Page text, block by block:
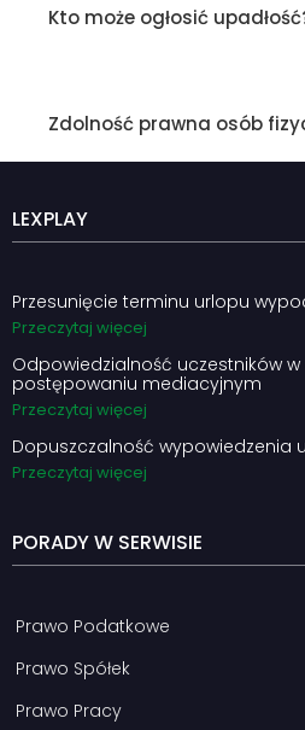
Kto może ogłosić
Zdolność prawna osób
LEXPLAY
Przesunięcie terminu urlopu
Przeczytaj więcej
Odpowiedzialność uczestników
postępowaniu mediacyjnym
Przeczytaj więcej
Dopuszczalność wypowiedzenia
Przeczytaj więcej
PORADY W SERWISIE
Prawo Podatkowe
Prawo Spółek
Prawo Pracy